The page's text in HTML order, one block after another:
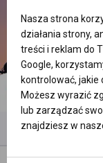
Nasza strona
działania strony,
treści i reklam do
Google,
kontrolować, jakie
Możesz wyrazić
lub zarządzać
znajdziesz w